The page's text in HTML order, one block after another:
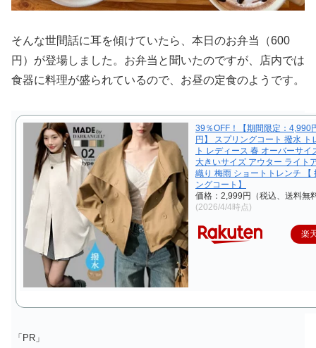
そんな世間話に耳を傾けていたら、本日のお弁当（600
円）が登場しました。お弁当と聞いたのですが、店内では
食器に料理が盛られているので、お昼の定食のようです。
39％OFF！【期間限定：
円】 スプリングコート 撥水 ト
ト レディース 春 オーバーサイ
大きいサイズ アウター ライト
織り 梅雨 ショートトレンチ 【
ングコート】
価格：2,999円（税込、送料無
(2026/4/4時点)
楽
「PR」